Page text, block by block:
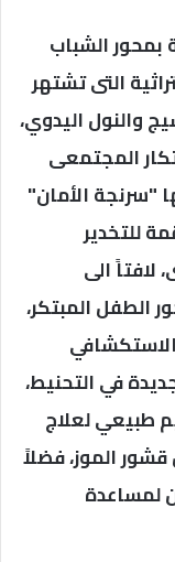
بمحور الشباب
التى تشتهر
والنول اليدوي،
المجتمعى
"سرنجة الأمان"
للتخدير
لافتاً الى
الطفل المبتكر،
في التحنيط،
طبيعي لعلاج
الموز، فضلاً
لمساعدة